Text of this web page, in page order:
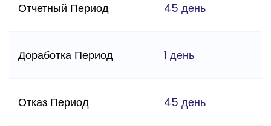
Отчетный Период 45 день
Доработка Период 1 день
Отказ Период 45 день